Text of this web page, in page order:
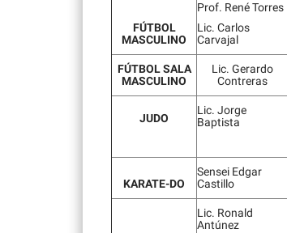
FÚTBOL
MASCULINO
Prof. René Torres
Lic. Carlos
Carvajal
FÚTBOL SALA
MASCULINO
Lic. Gerardo
Contreras
JUDO
Lic. Jorge
Baptista
KARATE-DO
Sensei Edgar
Castillo
Lic. Ronald
Antúnez